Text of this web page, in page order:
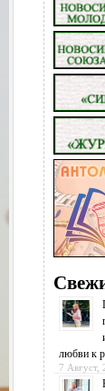
любви к
7 Август,